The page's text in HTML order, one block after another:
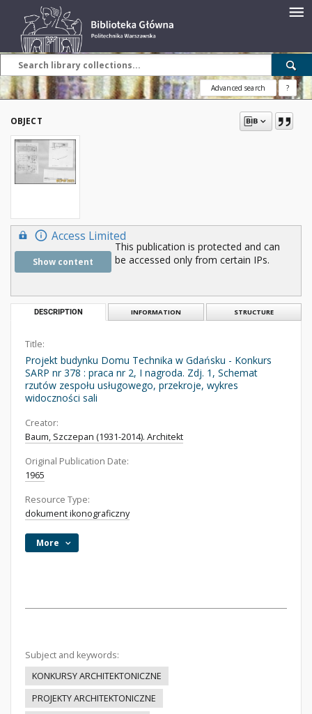
Advanced search ?
OBJECT
Access Limited
Show content
This publication is protected and can
be accessed only from certain IPs.
DESCRIPTION INFORMATION STRUCTURE
Title:
Projekt budynku Domu Technika w Gdańsku - Konkurs
SARP nr 378 : praca nr 2, I nagroda. Zdj. 1, Schemat
rzutów zespołu usługowego, przekroje, wykres
widoczności sali
Creator:
Baum, Szczepan (1931-2014). Architekt
Original Publication Date:
1965
Resource Type:
dokument ikonograficzny
More
Subject and keywords:
KONKURSY ARCHITEKTONICZNE
PROJEKTY ARCHITEKTONICZNE